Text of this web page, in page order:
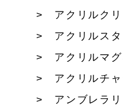
アクリルク
アクリルス
アクリルマグ
アクリルチ
アンブレラ